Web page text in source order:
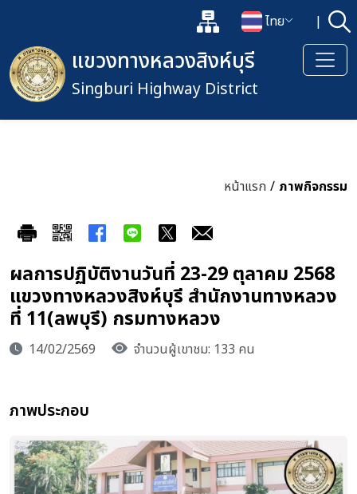
แผนผังเว็บไซต์
เปลี่ยนภาษา
ไทย | ค้
เปิดกล่องค้นหาข้อมูลหลักของเ
แขวงทางหลวงสิงห์บุรี
Singburi Highway District
หน้าแรก / ภาพกิจกรรม
ผลการปฏิบัติงานวันที่ 23-29 ตุลาคม 2568
แขวงทางหลวงสิงห์บุรี สำนักงานทางหลวง
ที่ 11(ลพบุรี) กรมทางหลวง
14/02/2569 จำนวนผู้เขาชม: 133 คน
ภาพประกอบ